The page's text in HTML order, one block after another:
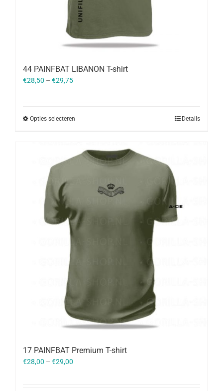
44 PAINFBAT LIBANON T-shirt
€28,50 – €29,75
Opties selecteren Details
17 PAINFBAT Premium T-shirt
€28,00 – €29,00